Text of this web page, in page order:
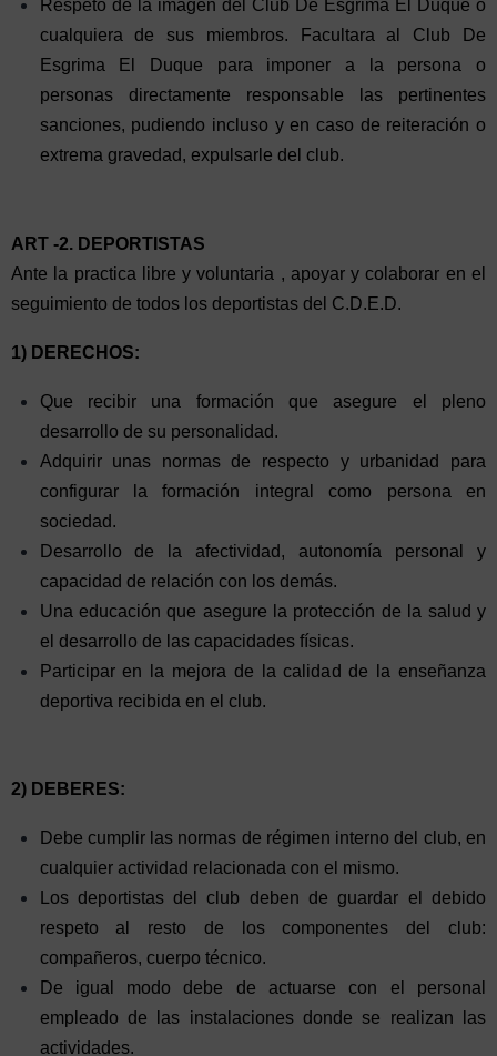
Respeto de la imagen del Club De Esgrima El Duque o
cualquiera de sus miembros. Facultara al Club De
Esgrima El Duque para imponer a la persona o
personas directamente responsable las pertinentes
sanciones, pudiendo incluso y en caso de reiteración o
extrema gravedad, expulsarle del club.
ART -2. DEPORTISTAS
Ante la practica libre y voluntaria , apoyar y colaborar en el
seguimiento de todos los deportistas del C.D.E.D.
1) DERECHOS:
Que recibir una formación que asegure el pleno
desarrollo de su personalidad.
Adquirir unas normas de respecto y urbanidad para
configurar la formación integral como persona en
sociedad.
Desarrollo de la afectividad, autonomía personal y
capacidad de relación con los demás.
Una educación que asegure la protección de la salud y
el desarrollo de las capacidades físicas.
Participar en la mejora de la calidad de la enseñanza
deportiva recibida en el club.
2) DEBERES:
Debe cumplir las normas de régimen interno del club, en
cualquier actividad relacionada con el mismo.
Los deportistas del club deben de guardar el debido
respeto al resto de los componentes del club:
compañeros, cuerpo técnico.
De igual modo debe de actuarse con el personal
empleado de las instalaciones donde se realizan las
actividades.